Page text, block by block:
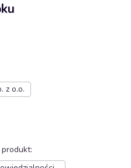
z o.o.
produkt: